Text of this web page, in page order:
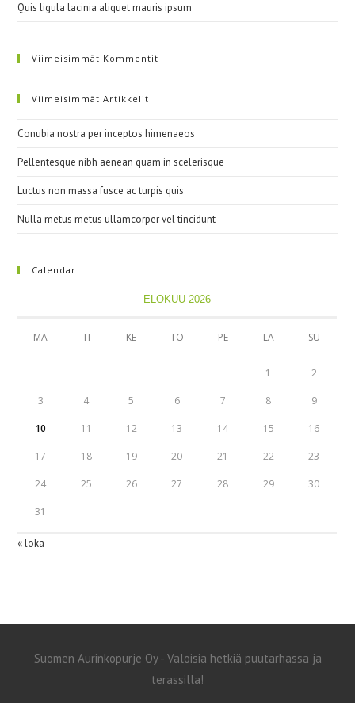
Quis ligula lacinia aliquet mauris ipsum
Viimeisimmät Kommentit
Viimeisimmät Artikkelit
Conubia nostra per inceptos himenaeos
Pellentesque nibh aenean quam in scelerisque
Luctus non massa fusce ac turpis quis
Nulla metus metus ullamcorper vel tincidunt
Calendar
ELOKUU 2026
MA TI KE TO PE LA SU
1 2
3 4 5 6 7 8 9
10 11 12 13 14 15 16
17 18 19 20 21 22 23
24 25 26 27 28 29 30
31
« loka
Suomen Aurinkopurje Oy - Valoisia hetkiä puutarhassa ja
terassilla!